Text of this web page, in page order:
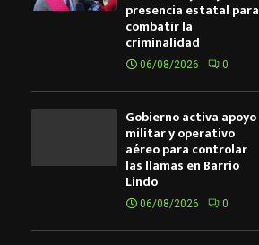
presencia estatal para
combatir la
criminalidad
06/08/2026 0
Gobierno activa apoyo
militar y operativo
aéreo para controlar
las llamas en Barrio
Lindo
06/08/2026 0